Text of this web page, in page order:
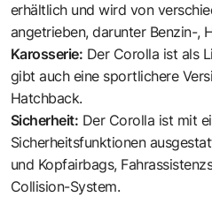
erhältlich und wird von
angetrieben, darunter Benzin-,
Karosserie: Der Corolla ist als
gibt auch eine sportlichere
Hatchback.
Sicherheit: Der Corolla ist mit
Sicherheitsfunktionen
und Kopfairbags,
Collision-System.